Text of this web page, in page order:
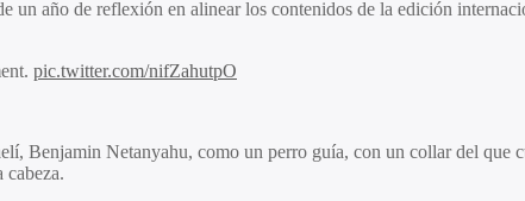
un año de reflexión en alinear los contenidos de la edición
pic.twitter.com/nifZahutpO
Benjamin Netanyahu, como un perro guía, con un collar del que